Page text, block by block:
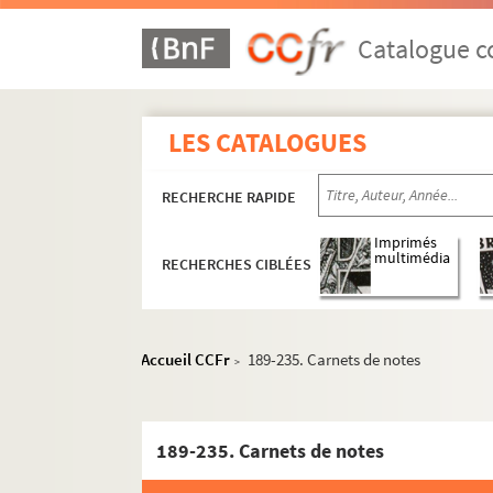
Catalogue
LES CATALOGUES
RECHERCHE RAPIDE
RECHERCHES CIBLÉES
Imprimés
multimédia
Accueil CCFr > 189-235. Carnets de notes
189-235. Carnets de notes
153. Moralité en images
154. Mayonnaise d'alphabet et autres
158. 36 Sermons ou fragments de
159. OEuvres de Pellisson
160. Cours de philosophie, en latin
161. Extrait des mémoires de Farnaud,
162. Nobiliaire des Hautes-Alpes (notes
163-1-2. Monographies de la Pisse
167. Matériaux réunis par M
168. Plans de reconstitution du château de